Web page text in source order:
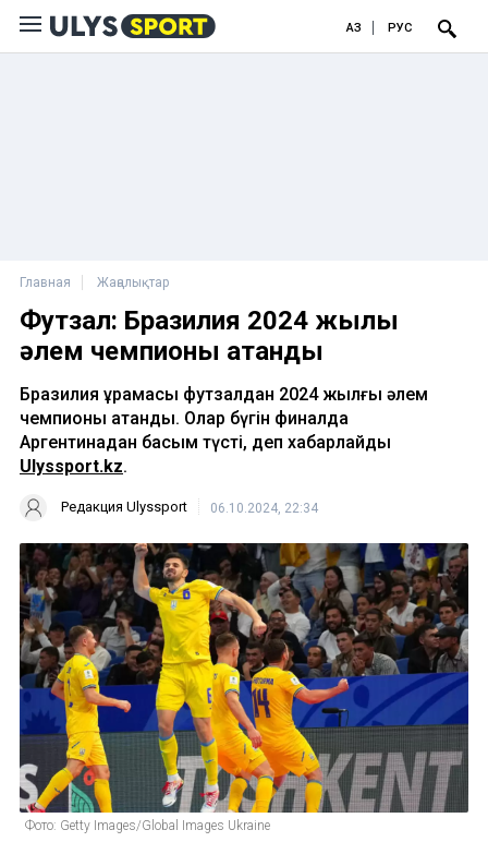
ҚАЗ РУС
Главная Жаңалықтар
Футзал: Бразилия 2024 жылғы
әлем чемпионы атанды
Бразилия құрамасы футзалдан 2024 жылғы әлем
чемпионы атанды. Олар бүгін финалда
Аргентинадан басым түсті, деп хабарлайды
Ulyssport.kz.
Редакция Ulyssport 06.10.2024, 22:34
Фото: Getty Images/Global Images Ukraine